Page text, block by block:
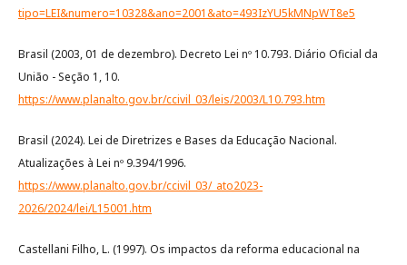
tipo=LEI&numero=10328&ano=2001&ato=493IzYU5kMNpWT8e5
Brasil (2003, 01 de dezembro). Decreto Lei nº 10.793. Diário Oficial da
União - Seção 1, 10.
https://www.planalto.gov.br/ccivil_03/leis/2003/L10.793.htm
Brasil (2024). Lei de Diretrizes e Bases da Educação Nacional.
Atualizações à Lei nº 9.394/1996.
https://www.planalto.gov.br/ccivil_03/_ato2023-
2026/2024/lei/L15001.htm
Castellani Filho, L. (1997). Os impactos da reforma educacional na